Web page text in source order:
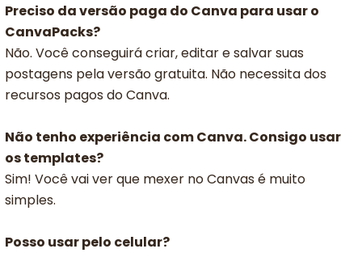
Preciso da versão paga do Canva para usar o
CanvaPacks?
Não. Você conseguirá criar, editar e salvar suas
postagens pela versão gratuita. Não necessita dos
recursos pagos do Canva.
Não tenho experiência com Canva. Consigo usar
os templates?
Sim! Você vai ver que mexer no Canvas é muito
simples.
Posso usar pelo celular?